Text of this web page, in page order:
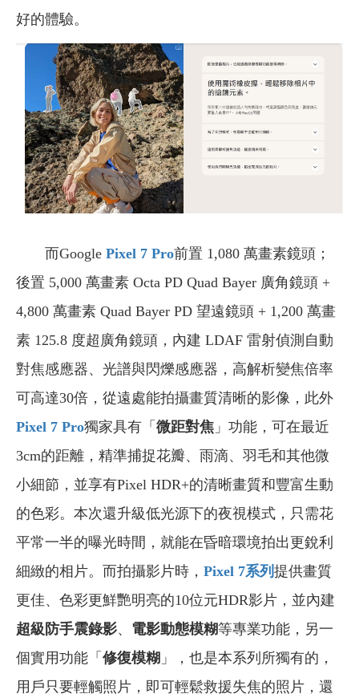
好的體驗。
而Google Pixel 7 Pro前置 1,080 萬畫素鏡頭；
後置 5,000 萬畫素 Octa PD Quad Bayer 廣角鏡頭 +
4,800 萬畫素 Quad Bayer PD 望遠鏡頭 + 1,200 萬畫
素 125.8 度超廣角鏡頭，內建 LDAF 雷射偵測自動
對焦感應器、光譜與閃爍感應器，高解析變焦倍率
可高達30倍，從遠處能拍攝畫質清晰的影像，此外
Pixel 7 Pro獨家具有「 微距對焦 」功能，可在最近
3cm的距離，精準捕捉花瓣、雨滴、羽毛和其他微
小細節，並享有Pixel HDR+的清晰畫質和豐富生動
的色彩。本次還升級低光源下的夜視模式，只需花
平常一半的曝光時間，就能在昏暗環境拍出更銳利
細緻的相片。而拍攝影片時， Pixel 7系列 提供畫質
更佳、色彩更鮮艷明亮的10位元HDR影片，並內建
超級防手震錄影、 電影動態模糊等專業功能，另一
個實用功能「 修復模糊 」，也是本系列所獨有的，
用戶只要輕觸照片，即可輕鬆救援失焦的照片，還